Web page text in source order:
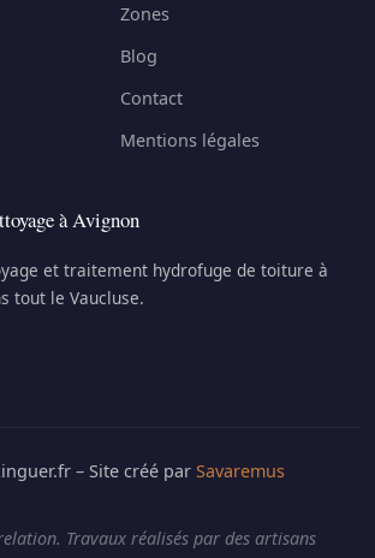
Zones
Blog
Contact
Mentions légales
à Avignon
et traitement hydrofuge de toiture à
tout le Vaucluse.
– Site créé par Savaremus
Travaux réalisés par des artisans